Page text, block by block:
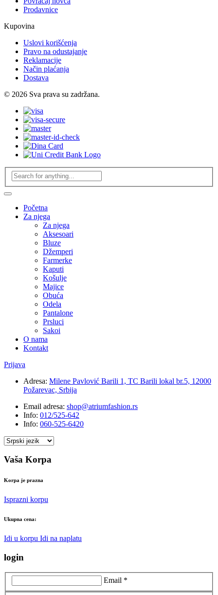
Prodavnice
Kupovina
Uslovi korišćenja
Pravo na odustajanje
Reklamacije
Način plaćanja
Dostava
© 2026 Sva prava su zadržana.
Početna
Za njega
Za njega
Aksesoari
Bluze
Džemperi
Farmerke
Kaputi
Košulje
Majice
Obuća
Odela
Pantalone
Prsluci
Sakoi
O nama
Kontakt
Prijava
Adresa: Milene Pavlović Barili 1, TC Barili lokal br.5, 12000
Požarevac, Srbija
Email adresa: shop@atriumfashion.rs
Info: 012/525-642
Info: 060-525-6420
Vaša Korpa
Korpa je prazna
Isprazni korpu
Ukupna cena:
Idi u korpu Idi na naplatu
login
Email *